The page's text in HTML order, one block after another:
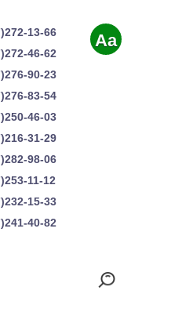
13-66
46-62
90-23
83-54
46-03
31-29
98-06
11-12
15-33
40-82
Aa